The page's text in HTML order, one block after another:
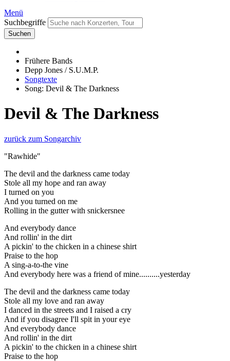
Menü
Suchbegriffe
Suchen
Frühere Bands
Depp Jones / S.U.M.P.
Songtexte
Song: Devil & The Darkness
Devil & The Darkness
zurück zum Songarchiv
"Rawhide"
The devil and the darkness came today
Stole all my hope and ran away
I turned on you
And you turned on me
Rolling in the gutter with snickersnee
And everybody dance
And rollin' in the dirt
A pickin' to the chicken in a chinese shirt
Praise to the hop
A sing-a-to-the vine
And everybody here was a friend of mine..........yesterday
The devil and the darkness came today
Stole all my love and ran away
I danced in the streets and I raised a cry
And if you disagree I'll spit in your eye
And everybody dance
And rollin' in the dirt
A pickin' to the chicken in a chinese shirt
Praise to the hop